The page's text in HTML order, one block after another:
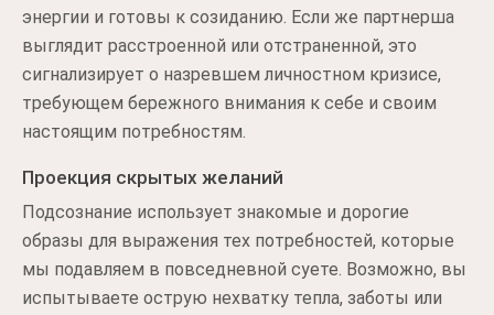
энергии и готовы к созиданию. Если же партнерша
выглядит расстроенной или отстраненной, это
сигнализирует о назревшем личностном кризисе,
требующем бережного внимания к себе и своим
настоящим потребностям.
Проекция скрытых желаний
Подсознание использует знакомые и дорогие
образы для выражения тех потребностей, которые
мы подавляем в повседневной суете. Возможно, вы
испытываете острую нехватку тепла, заботы или